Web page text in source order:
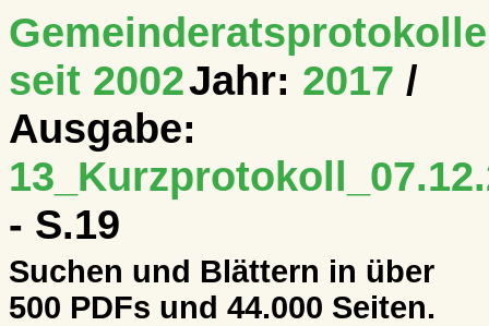
Gemeinderatsprotokolle
seit 2002Jahr: 2017 /
Ausgabe:
- S.19
Suchen und Blättern in über
500 PDFs und 44.000 Seiten.